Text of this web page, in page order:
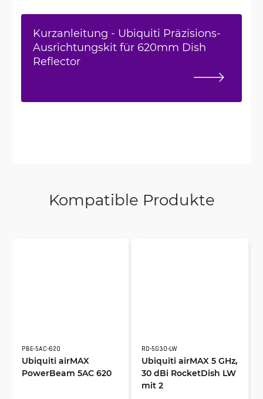
Kurzanleitung - Ubiquiti Präzisions-
Ausrichtungskit für 620mm Dish
Reflector
Kompatible Produkte
PBE-5AC-620
Ubiquiti airMAX
PowerBeam 5AC 620
RD-5G30-LW
Ubiquiti airMAX 5 GHz,
30 dBi RocketDish LW
mit 2